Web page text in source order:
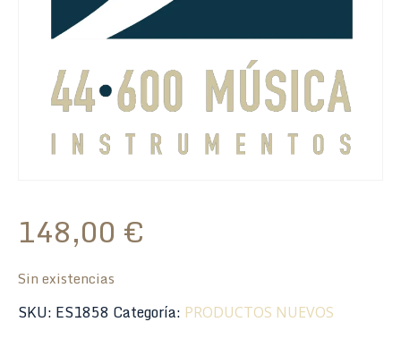
148,00 €
Sin existencias
SKU: ES1858 Categoría: PRODUCTOS NUEVOS